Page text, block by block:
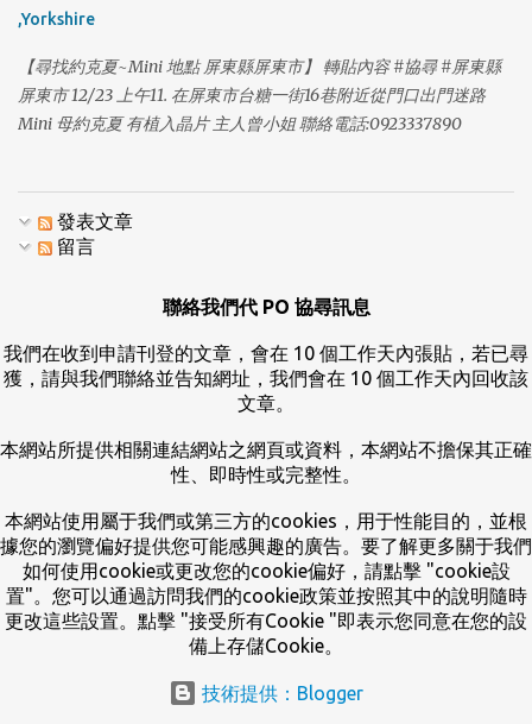
,Yorkshire
【尋找約克夏~Mini 地點 屏東縣屏東市】 轉貼內容 #協尋 #屏東縣
屏東市 12/23 上午11. 在屏東市台糖一街16巷附近從門口出門迷路
Mini 母約克夏 有植入晶片 主人曾小姐 聯絡電話:0923337890
發表文章
留言
聯絡我們代 PO 協尋訊息
我們在收到申請刊登的文章，會在 10 個工作天內張貼，若已尋
獲，請與我們聯絡並告知網址，我們會在 10 個工作天內回收該
文章。
本網站所提供相關連結網站之網頁或資料，本網站不擔保其正確
性、即時性或完整性。
本網站使用屬于我們或第三方的cookies，用于性能目的，並根
據您的瀏覽偏好提供您可能感興趣的廣告。要了解更多關于我們
如何使用cookie或更改您的cookie偏好，請點擊 "cookie設
置"。您可以通過訪問我們的cookie政策並按照其中的說明隨時
更改這些設置。點擊 "接受所有Cookie "即表示您同意在您的設
備上存儲Cookie。
技術提供：Blogger